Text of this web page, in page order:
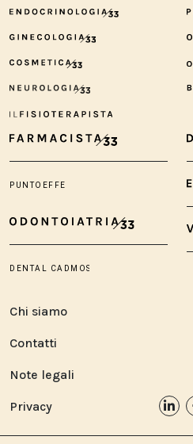
Chi siamo
Contatti
Note legali
Privacy